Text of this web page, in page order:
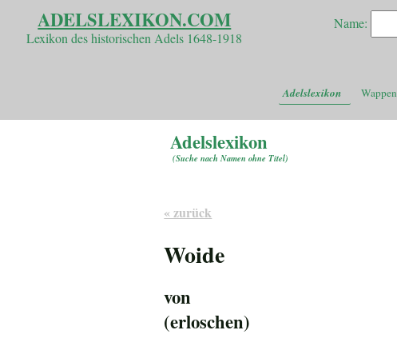
ADELSLEXIKON.COM
Lexikon des historischen Adels 1648-1918
Name:
Adelslexikon Wappen
Adelslexikon
(Suche nach Namen ohne Titel)
« zurück
Woide
von
(erloschen)